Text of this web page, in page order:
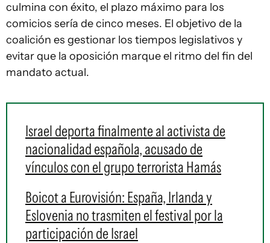
culmina con éxito, el plazo máximo para los
comicios sería de cinco meses. El objetivo de la
coalición es gestionar los tiempos legislativos y
evitar que la oposición marque el ritmo del fin del
mandato actual.
Israel deporta finalmente al activista de
nacionalidad española, acusado de
vínculos con el grupo terrorista Hamás
Boicot a Eurovisión: España, Irlanda y
Eslovenia no trasmiten el festival por la
participación de Israel